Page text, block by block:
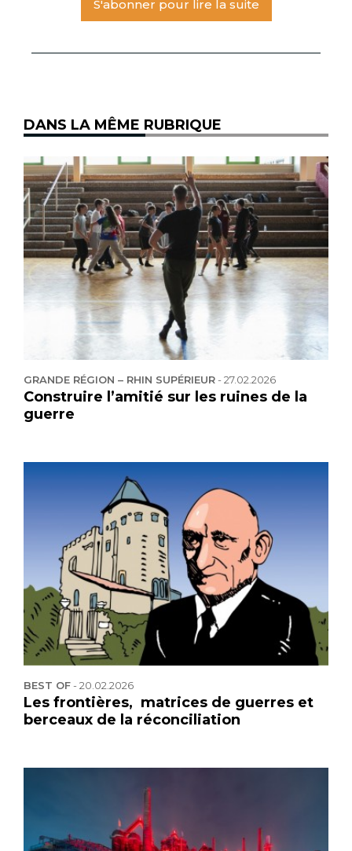
S'abonner pour lire la suite
DANS LA MÊME RUBRIQUE
GRANDE RÉGION – RHIN SUPÉRIEUR-27.02.2026
Construire l’amitié sur les ruines de la
guerre
BEST OF-20.02.2026
Les frontières, matrices de guerres et
berceaux de la réconciliation